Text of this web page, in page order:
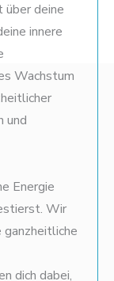
über deine
innere
Wachstum
und
Energie
Wir
ganzheitliche
dich dabei,